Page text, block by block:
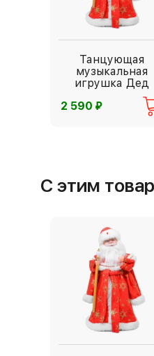
Танцующая
музыкальная
игрушка Дед
2 590 ⃏
С этим